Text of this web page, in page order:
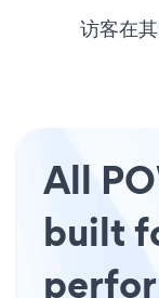
访客在
All
built